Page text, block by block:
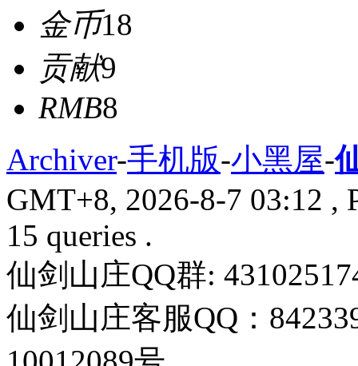
金币18
贡献9
RMB8
Archiver-手机版-小黑屋-
GMT+8, 2026-8-7 03:12 ,
15 queries .
仙剑山庄QQ群:
仙剑山庄客服QQ：